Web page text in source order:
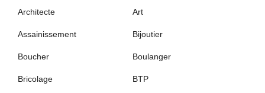
Architecte Art
Assainissement Bijoutier
Boucher Boulanger
Bricolage BTP